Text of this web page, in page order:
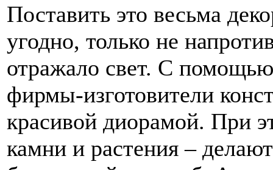
Поставить это весьма
угодно, только не
отражало свет. С
фирмы-изготовители
красивой диорамой. При
камни и растения –